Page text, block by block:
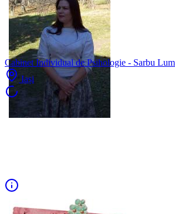
Cabinet Individual de Psihologie - Sarbu
Iași